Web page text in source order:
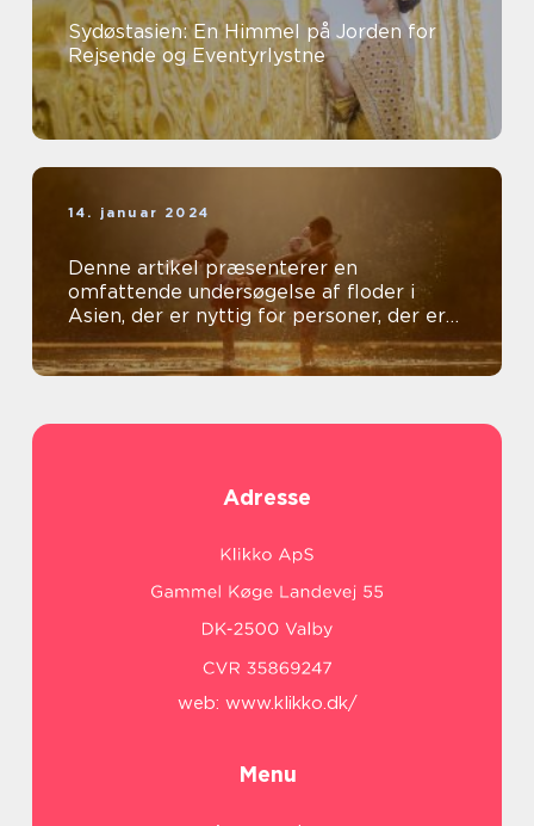
Sydøstasien: En Himmel på Jorden for
Rejsende og Eventyrlystne
14. januar 2024
Denne artikel præsenterer en
omfattende undersøgelse af floder i
Asien, der er nyttig for personer, der er
generelt interesseret i emnet
Adresse
web: www.klikko.dk/
Menu